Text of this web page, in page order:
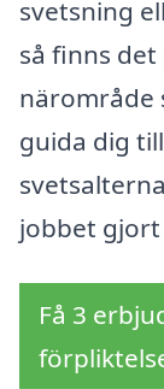
svetsning
så finns
närområde
guida dig
jobbet gjort
Få 3